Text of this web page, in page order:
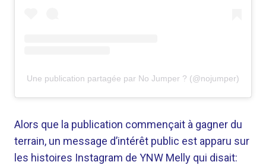
Une publication partagée par No Jumper ? (@nojumper)
Alors que la publication commençait à gagner du
terrain, un message d’intérêt public est apparu sur
les histoires Instagram de YNW Melly qui disait: